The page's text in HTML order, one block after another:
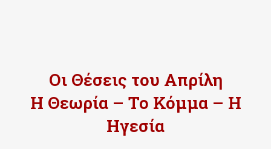
Οι Θέσεις του Απρίλη
Η Θεωρία – Το Κόμμα – Η
Ηγεσία